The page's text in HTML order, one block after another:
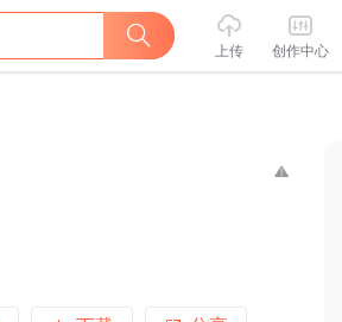
上传 创作中心